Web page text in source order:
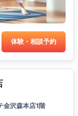
体験・相談予約
金沢森本店1階